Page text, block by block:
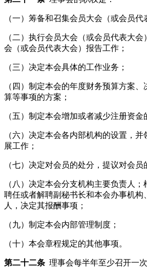
（一）筹备和召集会员大会（或会员代
（二）执行会员大会（或会员代表大
会（或会员代表大会）报告工作；
（三）决定本会具体的工作业务；
（四）制定本会的年度财务预算方案
算等事项的方案；
（五）制定本会增加或者减少注册资金
（六）决定本会各内部机构的设置，
展工作；
（七）决定对会员的处分，提议对会员
（八）决定本会分支机构主要负责人
聘任或者解聘副秘书长和本会办事机构
人，决定其报酬事项；
（九）制定本会内部管理制度；
（十）本会章程规定的其他事项。
第二十二条 理事会每半年至少召开一